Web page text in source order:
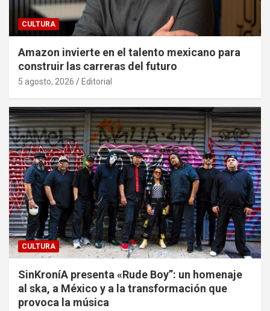
CULTURA
Amazon invierte en el talento mexicano para
construir las carreras del futuro
5 agosto, 2026 Editorial
CULTURA
SinKroníA presenta «Rude Boy”: un homenaje
al ska, a México y a la transformación que
provoca la música